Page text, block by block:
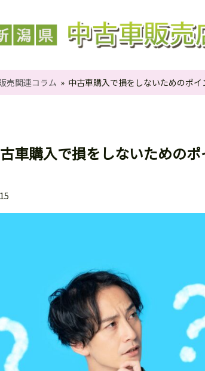
売関連コラム » 中古車購入で損をしないためのポイ
車購入で損をしないためのポ
15